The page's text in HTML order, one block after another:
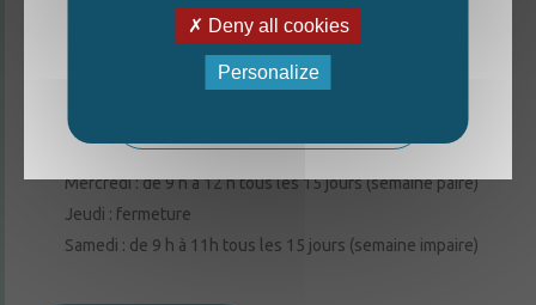
6 rue de la Harderie, 49220 Thorigné d’Anjou
Lundi, mardi, vendredi : de 9 h à 12 h
Mercredi : de 9 h à 12 h tous les 15 jours (semaine paire)
Jeudi : fermeture
Samedi : de 9 h à 11h tous les 15 jours (semaine impaire)
La nouvelle édition du Mag est arrivée!
Deny all cookies
Personalize